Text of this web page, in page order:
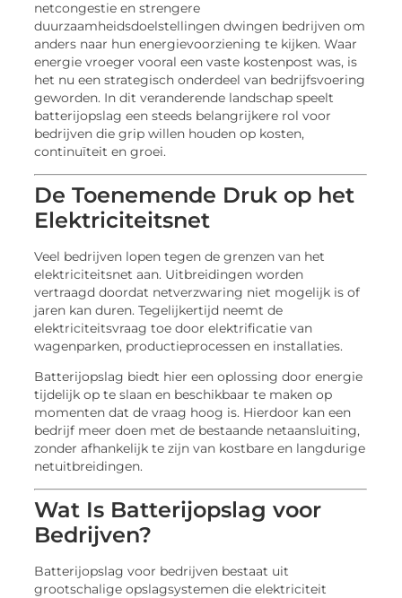
netcongestie en strengere
duurzaamheidsdoelstellingen dwingen bedrijven om
anders naar hun energievoorziening te kijken. Waar
energie vroeger vooral een vaste kostenpost was, is
het nu een strategisch onderdeel van bedrijfsvoering
geworden. In dit veranderende landschap speelt
batterijopslag een steeds belangrijkere rol voor
bedrijven die grip willen houden op kosten,
continuïteit en groei.
De Toenemende Druk op het
Elektriciteitsnet
Veel bedrijven lopen tegen de grenzen van het
elektriciteitsnet aan. Uitbreidingen worden
vertraagd doordat netverzwaring niet mogelijk is of
jaren kan duren. Tegelijkertijd neemt de
elektriciteitsvraag toe door elektrificatie van
wagenparken, productieprocessen en installaties.
Batterijopslag biedt hier een oplossing door energie
tijdelijk op te slaan en beschikbaar te maken op
momenten dat de vraag hoog is. Hierdoor kan een
bedrijf meer doen met de bestaande netaansluiting,
zonder afhankelijk te zijn van kostbare en langdurige
netuitbreidingen.
Wat Is Batterijopslag voor
Bedrijven?
Batterijopslag voor bedrijven bestaat uit
grootschalige opslagsystemen die elektriciteit